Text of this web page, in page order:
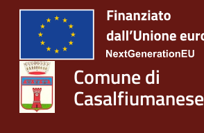
Comune di
Casalfiumanese